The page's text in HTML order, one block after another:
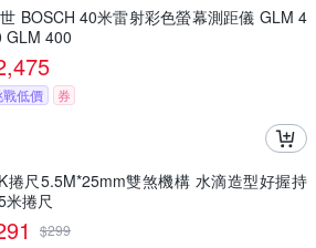
BOSCH 40米雷射彩色螢幕測距儀 GLM 4
GLM 400
戰低價 券
捲尺5.5M*25mm雙煞機構 水滴造型好握持
米捲尺
$299